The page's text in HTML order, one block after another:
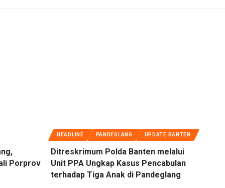
Porprov
HEADLINE PANDEGLANG UPDATE BANTEN
Ditreskrimum Polda Banten melalui
Unit PPA Ungkap Kasus Pencabulan
terhadap Tiga Anak di Pandeglang